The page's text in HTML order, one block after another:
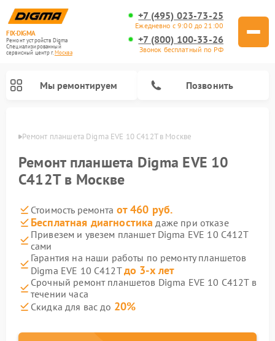
FIX-DIGMA
Ремонт устройств Digma
Специализированный
cервисный центр г.Москва
+7 (495) 023-73-25
Ежедневно с 9:00 до 21:00
+7 (800) 100-33-26
Звонок бесплатный по РФ
Мы ремонтируем Позвонить
Ремонт планшета Digma EVE 10 C412T в Москве
Ремонт планшета Digma EVE 10
C412T в Москве
Стоимость ремонта от 460 руб.
Бесплатная диагностика даже при отказе
Привезем и увезем планшет Digma EVE 10 C412T
сами
Гарантия на наши работы по ремонту планшетов
Digma EVE 10 C412Tдо 3-х лет
Срочный ремонт планшетов Digma EVE 10 C412T в
течении часа
Скидка для вас до 20%